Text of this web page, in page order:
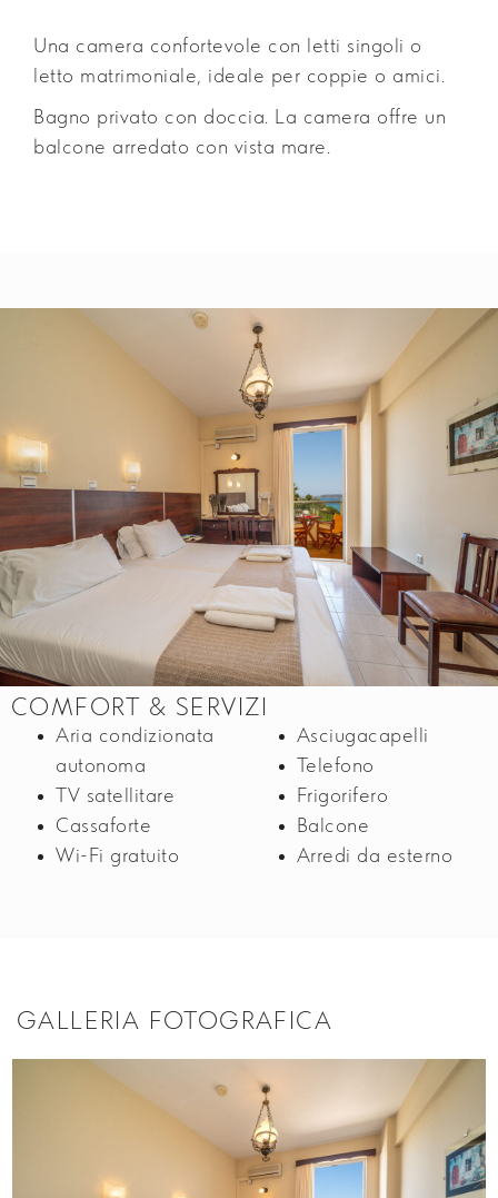
Una camera confortevole con letti singoli o
letto matrimoniale, ideale per coppie o amici.
Bagno privato con doccia. La camera offre un
balcone arredato con vista mare.
COMFORT & SERVIZI
Aria condizionata
autonoma
TV satellitare
Cassaforte
Wi-Fi gratuito
Asciugacapelli
Telefono
Frigorifero
Balcone
Arredi da esterno
GALLERIA FOTOGRAFICA